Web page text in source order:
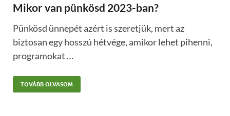
Mikor van pünkösd 2023-ban?
Pünkösd ünnepét azért is szeretjük, mert az
biztosan egy hosszú hétvége, amikor lehet pihenni,
programokat …
TOVÁBB OLVASOM